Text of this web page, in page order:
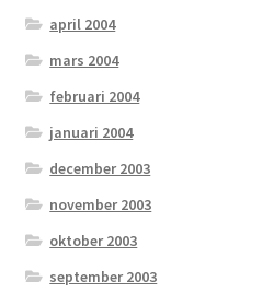
april 2004
mars 2004
februari 2004
januari 2004
december 2003
november 2003
oktober 2003
september 2003